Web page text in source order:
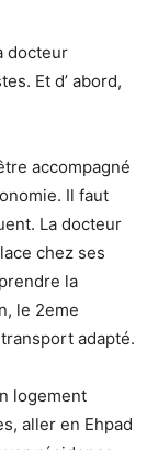
docteur
Et d’ abord,
accompagné
Il faut
La docteur
chez ses
la
le 2eme
adapté.
logement
aller en Ehpad